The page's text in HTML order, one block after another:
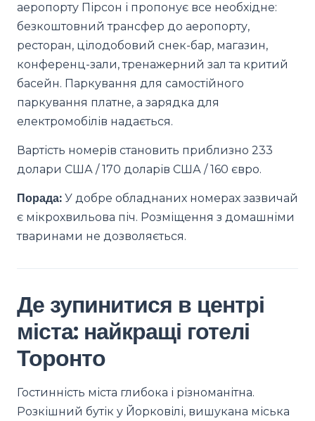
аеропорту Пірсон і пропонує все необхідне:
безкоштовний трансфер до аеропорту,
ресторан, цілодобовий снек-бар, магазин,
конференц-зали, тренажерний зал та критий
басейн. Паркування для самостійного
паркування платне, а зарядка для
електромобілів надається.
Вартість номерів становить приблизно 233
долари США / 170 доларів США / 160 євро.
Порада: У добре обладнаних номерах зазвичай
є мікрохвильова піч. Розміщення з домашніми
тваринами не дозволяється.
Де зупинитися в центрі
міста: найкращі готелі
Торонто
Гостинність міста глибока і різноманітна.
Розкішний бутік у Йорковілі, вишукана міська